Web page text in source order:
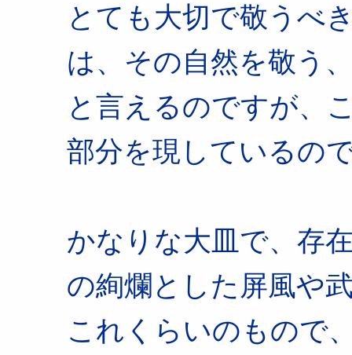
とても大切で敬うべ
は、その自然を敬う
と言えるのですが、
部分を現しているの
かなりな大皿で、存
の絢爛とした屏風や
これくらいのもので